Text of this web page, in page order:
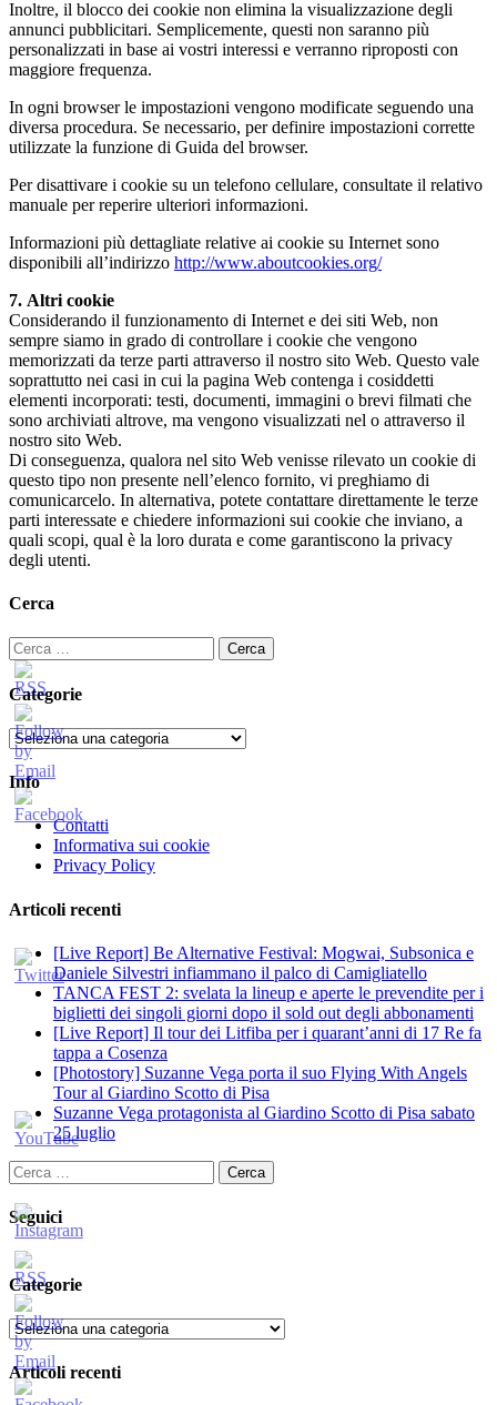
Inoltre, il blocco dei cookie non elimina la visualizzazione degli
annunci pubblicitari. Semplicemente, questi non saranno più
personalizzati in base ai vostri interessi e verranno riproposti con
maggiore frequenza.
In ogni browser le impostazioni vengono modificate seguendo una
diversa procedura. Se necessario, per definire impostazioni corrette
utilizzate la funzione di Guida del browser.
Per disattivare i cookie su un telefono cellulare, consultate il relativo
manuale per reperire ulteriori informazioni.
Informazioni più dettagliate relative ai cookie su Internet sono
disponibili all’indirizzo http://www.aboutcookies.org/
7. Altri cookie
Considerando il funzionamento di Internet e dei siti Web, non
sempre siamo in grado di controllare i cookie che vengono
memorizzati da terze parti attraverso il nostro sito Web. Questo vale
soprattutto nei casi in cui la pagina Web contenga i cosiddetti
elementi incorporati: testi, documenti, immagini o brevi filmati che
sono archiviati altrove, ma vengono visualizzati nel o attraverso il
nostro sito Web.
Di conseguenza, qualora nel sito Web venisse rilevato un cookie di
questo tipo non presente nell’elenco fornito, vi preghiamo di
comunicarcelo. In alternativa, potete contattare direttamente le terze
parti interessate e chiedere informazioni sui cookie che inviano, a
quali scopi, qual è la loro durata e come garantiscono la privacy
degli utenti.
Cerca
Ricerca
per:
Categorie
Categorie
Info
Contatti
Informativa sui cookie
Privacy Policy
Articoli recenti
[Live Report] Be Alternative Festival: Mogwai, Subsonica e
Daniele Silvestri infiammano il palco di Camigliatello
TANCA FEST 2: svelata la lineup e aperte le prevendite per i
biglietti dei singoli giorni dopo il sold out degli abbonamenti
[Live Report] Il tour dei Litfiba per i quarant’anni di 17 Re fa
tappa a Cosenza
[Photostory] Suzanne Vega porta il suo Flying With Angels
Tour al Giardino Scotto di Pisa
Suzanne Vega protagonista al Giardino Scotto di Pisa sabato
25 luglio
Ricerca
per:
Seguici
Categorie
Categorie
Articoli recenti